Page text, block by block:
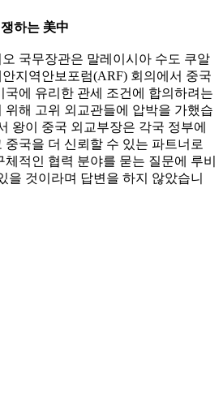
하는 美中
국무장관은 말레이시아 수도 쿠알
지역안보포럼(ARF) 회의에서 중국
에 유리한 관세 조건에 합의하려는
위해 고위 외교관들에 압박을 가했습
왕이 중국 외교부장은 각국 정부에
국을 더 신뢰할 수 있는 파트너로
적인 협력 분야를 묻는 질문에 루비
을 것이라며 답변을 하지 않았습니